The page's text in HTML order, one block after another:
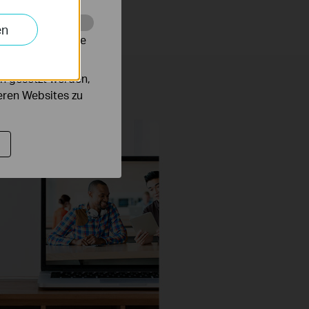
um die
gesetzt werden,
Websites zu